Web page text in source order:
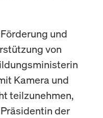
und
von
Kamera und
teilzunehmen,
der